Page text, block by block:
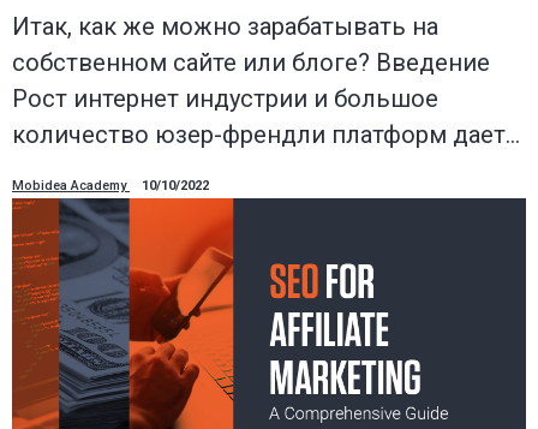
Итак, как же можно зарабатывать на
собственном сайте или блоге? Введение
Рост интернет индустрии и большое
количество юзер-френдли платформ дает…
Mobidea Academy 10/10/2022